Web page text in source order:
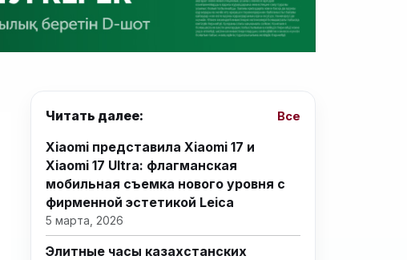
Читать далее: Все
Xiaomi представила Xiaomi 17 и
Xiaomi 17 Ultra: флагманская
мобильная съемка нового уровня с
фирменной эстетикой Leica
5 марта, 2026
Элитные часы казахстанских